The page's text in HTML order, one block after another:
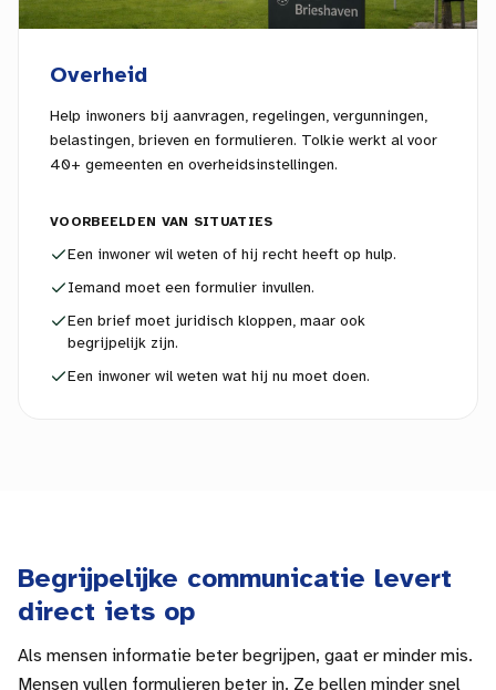
Overheid
Help inwoners bij aanvragen, regelingen, vergunningen,
belastingen, brieven en formulieren. Tolkie werkt al voor
40+ gemeenten en overheidsinstellingen.
VOORBEELDEN VAN SITUATIES
Een inwoner wil weten of hij recht heeft op hulp.
Iemand moet een formulier invullen.
Een brief moet juridisch kloppen, maar ook
begrijpelijk zijn.
Een inwoner wil weten wat hij nu moet doen.
Begrijpelijke communicatie levert
direct iets op
Als mensen informatie beter begrijpen, gaat er minder mis.
Mensen vullen formulieren beter in. Ze bellen minder snel